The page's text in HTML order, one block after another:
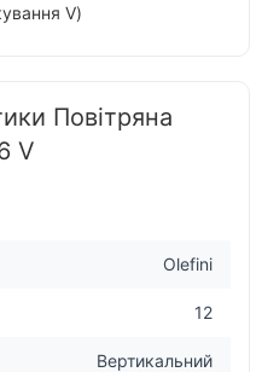
V)
Повітряна
V
Olefini
12
Вертикальний